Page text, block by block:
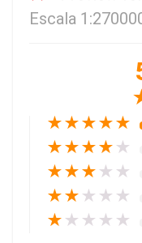
Escala
★★★★★
★★★★ ★
★★★ ★ ★
★★ ★ ★ ★
★ ★ ★ ★ ★